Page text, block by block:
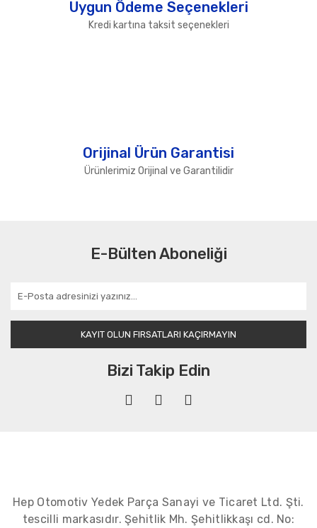
Uygun Ödeme Seçenekleri
Kredi kartına taksit seçenekleri
Orijinal Ürün Garantisi
Ürünlerimiz Orijinal ve Garantilidir
E-Bülten Aboneliği
KAYIT OLUN FIRSATLARI KAÇIRMAYIN
Bizi Takip Edin
Hep Otomotiv Yedek Parça Sanayi ve Ticaret Ltd. Şti.
tescilli markasıdır. Şehitlik Mh. Şehitlikkaşı cd. No: